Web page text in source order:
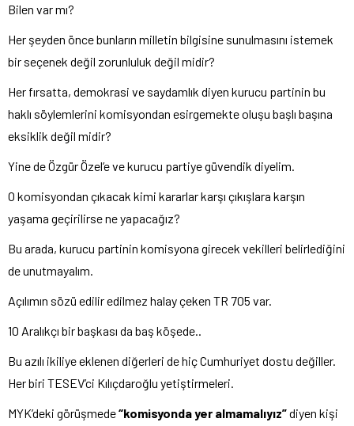
Bilen var mı?
Her şeyden önce bunların milletin bilgisine sunulmasını istemek
bir seçenek değil zorunluluk değil midir?
Her fırsatta, demokrasi ve saydamlık diyen kurucu partinin bu
haklı söylemlerini komisyondan esirgemekte oluşu başlı başına
eksiklik değil midir?
Yine de Özgür Özel’e ve kurucu partiye güvendik diyelim.
O komisyondan çıkacak kimi kararlar karşı çıkışlara karşın
yaşama geçirilirse ne yapacağız?
Bu arada, kurucu partinin komisyona girecek vekilleri belirlediğini
de unutmayalım.
Açılımın sözü edilir edilmez halay çeken TR 705 var.
10 Aralıkçı bir başkası da baş köşede..
Bu azılı ikiliye eklenen diğerleri de hiç Cumhuriyet dostu değiller.
Her biri TESEV’ci Kılıçdaroğlu yetiştirmeleri.
MYK’deki görüşmede“komisyonda yer almamalıyız”diyen kişi